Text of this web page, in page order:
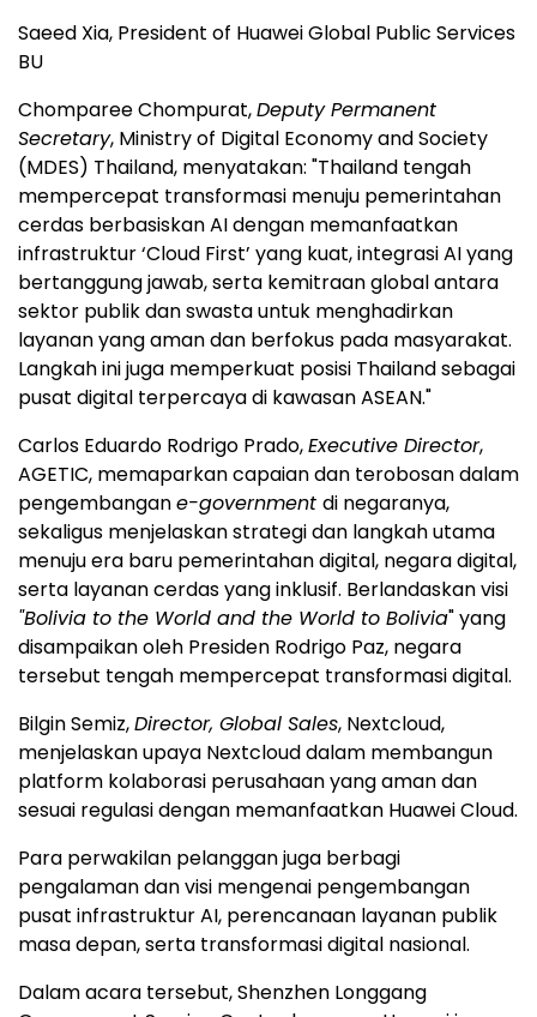
Saeed Xia, President of Huawei Global Public Services
BU
Chomparee Chompurat,Deputy Permanent
Secretary, Ministry of Digital Economy and Society
(MDES) Thailand, menyatakan: "Thailand tengah
mempercepat transformasi menuju pemerintahan
cerdas berbasiskan AI dengan memanfaatkan
infrastruktur ‘Cloud First’ yang kuat, integrasi AI yang
bertanggung jawab, serta kemitraan global antara
sektor publik dan swasta untuk menghadirkan
layanan yang aman dan berfokus pada masyarakat.
Langkah ini juga memperkuat posisi Thailand sebagai
pusat digital terpercaya di kawasan ASEAN."
Carlos Eduardo Rodrigo Prado,Executive Director,
AGETIC, memaparkan capaian dan terobosan dalam
pengembangane-government di negaranya,
sekaligus menjelaskan strategi dan langkah utama
menuju era baru pemerintahan digital, negara digital,
serta layanan cerdas yang inklusif. Berlandaskan visi
"Bolivia to the World and the World to Bolivia" yang
disampaikan oleh Presiden Rodrigo Paz, negara
tersebut tengah mempercepat transformasi digital.
Bilgin Semiz,Director, Global Sales, Nextcloud,
menjelaskan upaya Nextcloud dalam membangun
platform kolaborasi perusahaan yang aman dan
sesuai regulasi dengan memanfaatkan Huawei Cloud.
Para perwakilan pelanggan juga berbagi
pengalaman dan visi mengenai pengembangan
pusat infrastruktur AI, perencanaan layanan publik
masa depan, serta transformasi digital nasional.
Dalam acara tersebut, Shenzhen Longgang